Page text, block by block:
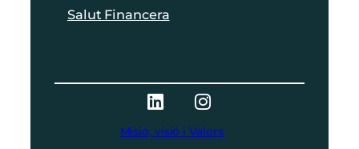
Salut Financera
Misió, visió i Valors